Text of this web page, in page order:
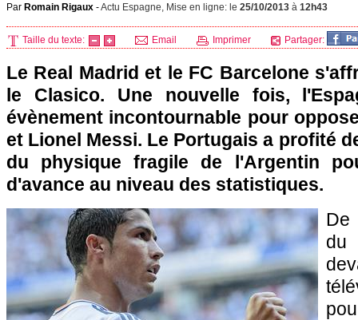
Par Romain Rigaux -Actu Espagne, Mise en ligne: le 25/10/2013 à 12h43
Taille du texte: Email Imprimer Partager:
Le Real Madrid et le FC Barcelone
le Clasico. Une nouvelle fois,
évènement incontournable pour
et Lionel Messi. Le Portugais a profité
du physique fragile de l'Argentin
d'avance au niveau des statistiques.
De
du